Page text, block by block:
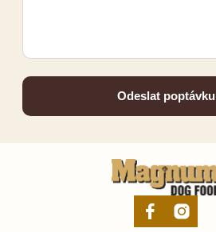
Odeslat poptávku